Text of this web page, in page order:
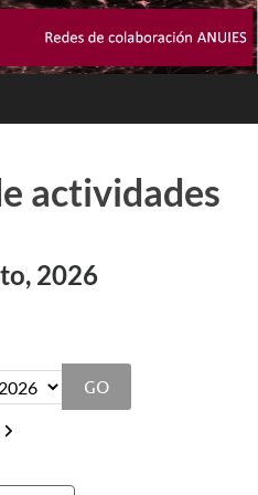
actividades
2026